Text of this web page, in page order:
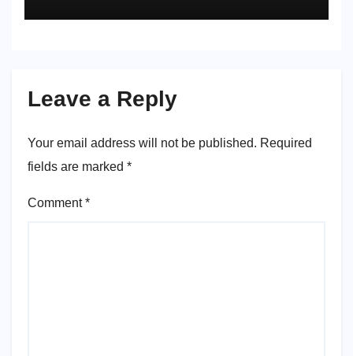
Leave a Reply
Your email address will not be published. Required
fields are marked *
Comment*